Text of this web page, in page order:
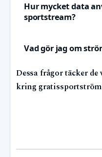
Hur mycket data
sportstream?
Vad gör jag om
Dessa frågor täcker
kring